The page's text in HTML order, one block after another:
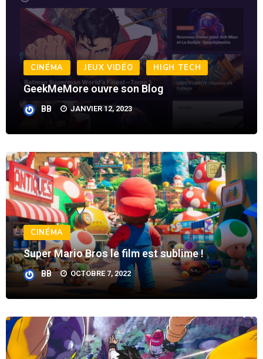
CINÉMA JEUX VIDÉO HIGH TECH
GeekMeMore ouvre son Blog
CINÉMA
Super Mario Bros le film est sublime !
BB OCTOBRE 7, 2022